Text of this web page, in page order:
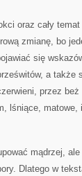
oraz cały
zmianę, bo
się
a także
przez
lśniące,
mądrzej,
Dlatego w